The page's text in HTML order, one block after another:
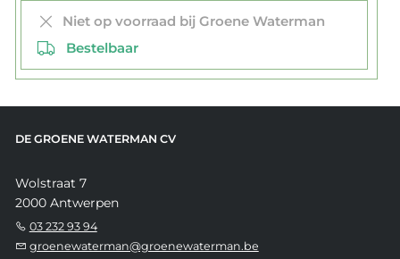
Niet op voorraad bij Groene Waterman
Bestelbaar
DE GROENE WATERMAN CV
Wolstraat 7
2000 Antwerpen
03 232 93 94
groenewaterman@groenewaterman.be